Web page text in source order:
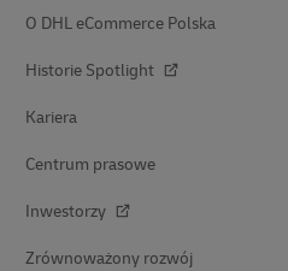
O DHL eCommerce Polska
Historie Spotlight
Kariera
Centrum prasowe
Inwestorzy
Zrównoważony rozwój